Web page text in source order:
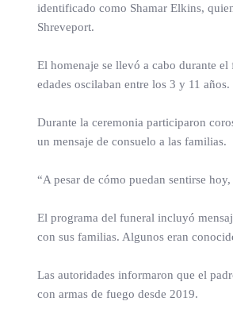
identificado como Shamar Elkins,
Shreveport.
El homenaje se llevó a cabo durante
edades oscilaban entre los 3 y 11 años.
Durante la ceremonia participaron
un mensaje de consuelo a las familias.
“A pesar de cómo puedan sentirse
El programa del funeral incluyó
con sus familias. Algunos eran
Las autoridades informaron que el
con armas de fuego desde 2019.